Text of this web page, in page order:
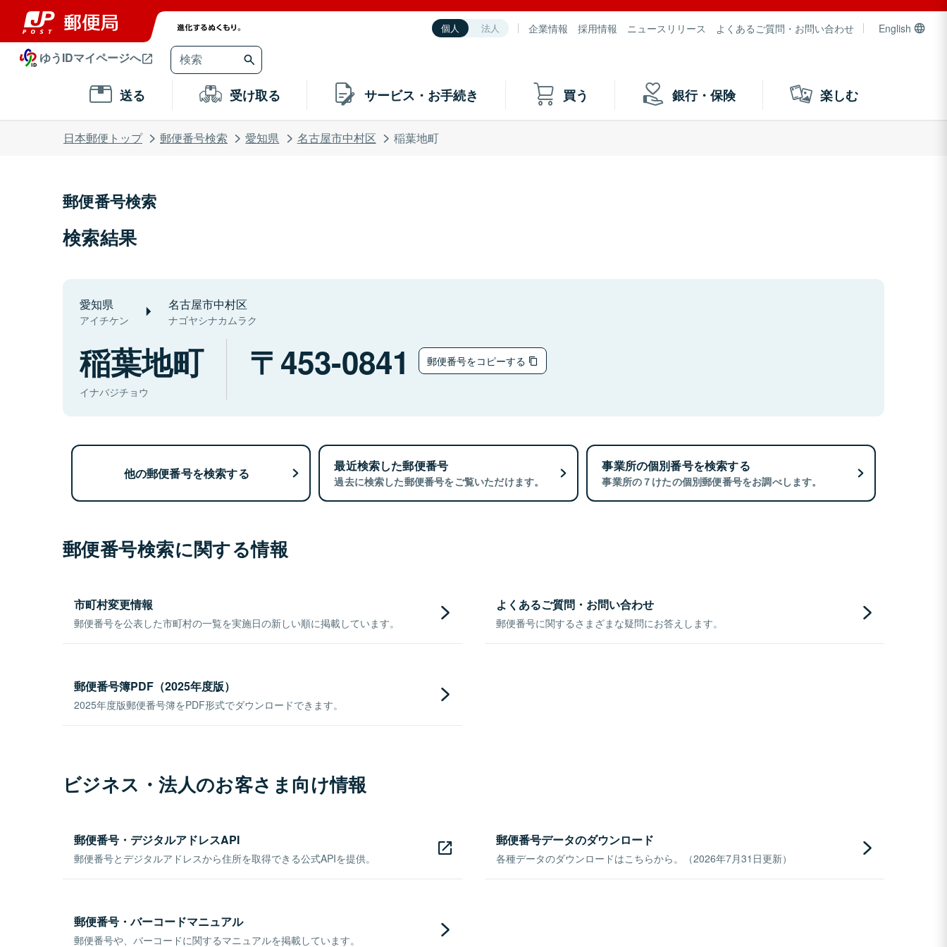
個人 法人 企業情報 採用情報 ニュースリリース よくあるご質問・お問い合わせ English
ゆうIDマイページへ
送る 受け取る サービス・お手続き 買う 銀行・保険 楽しむ
日本郵便トップ 郵便番号検索 愛知県 名古屋市中村区 稲葉地町
郵便番号検索
検索結果
愛知県
アイチケン
名古屋市中村区
ナゴヤシナカムラク
稲葉地町
イナバジチョウ
453-0841 郵便番号をコピーする
他の郵便番号を検索する 最近検索した郵便番号
過去に検索した郵便番号をご覧いただけます。
事業所の個別番号を検索する
事業所の７けたの個別郵便番号をお調べします。
郵便番号検索に関する情報
市町村変更情報
郵便番号を公表した市町村の一覧を実施日の新しい順に掲載しています。
よくあるご質問・お問い合わせ
郵便番号に関するさまざまな疑問にお答えします。
郵便番号簿PDF（2025年度版）
2025年度版郵便番号簿をPDF形式でダウンロードできます。
ビジネス・法人のお客さま向け情報
郵便番号・デジタルアドレスAPI
郵便番号とデジタルアドレスから住所を取得できる公式APIを提供。
郵便番号データのダウンロード
各種データのダウンロードはこちらから。（2026年7月31日更新）
郵便番号・バーコードマニュアル
郵便番号や、バーコードに関するマニュアルを掲載しています。